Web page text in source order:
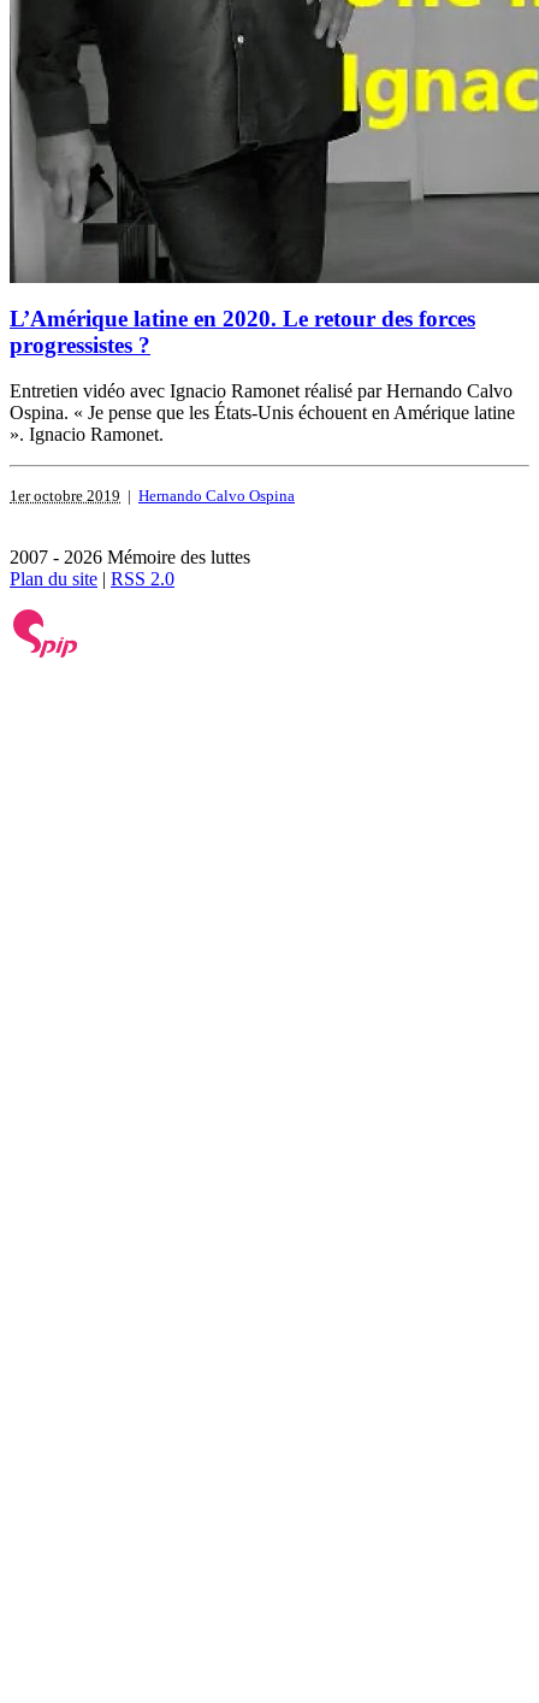
L’Amérique latine en 2020. Le retour des forces
progressistes ?
Entretien vidéo avec Ignacio Ramonet réalisé par Hernando Calvo
Ospina. « Je pense que les États-Unis échouent en Amérique latine
». Ignacio Ramonet.
1er octobre 2019 | Hernando Calvo Ospina
2007 - 2026 Mémoire des luttes
Plan du site | RSS 2.0